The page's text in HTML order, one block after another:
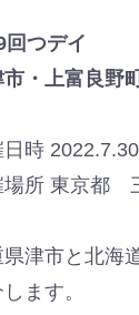
回つデイ
市・上富良
日時
場所 東京都
県津市と北海
ます。